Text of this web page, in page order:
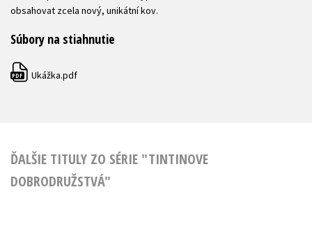
obsahovat zcela nový, unikátní kov.
Súbory na stiahnutie
PDF Ukážka.pdf
ĎALŠIE TITULY ZO SÉRIE "TINTINOVE
DOBRODRUŽSTVÁ"